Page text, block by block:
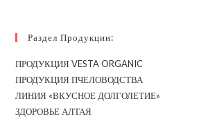
Раздел Продукции:
ПРОДУКЦИЯ VESTA ORGANIC
ПРОДУКЦИЯ ПЧЕЛОВОДСТВА
ЛИНИЯ «ВКУСНОЕ ДОЛГОЛЕТИЕ»
ЗДОРОВЬЕ АЛТАЯ